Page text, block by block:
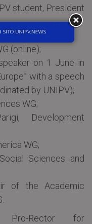
student, President
WG (online);
(online);
on 1 June in
with a speech
by UNIPV);
WG;
Development
WG;
Sciences and
of the Academic
Pro-Rector for